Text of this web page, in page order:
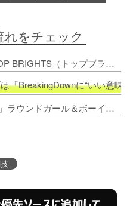
をチェック
1. 堀口恭司、新団体名称「TOP BRIGHTS（トップブライツ）」発表 本物志向＆日本の武道の心を目指す
「BreakingDownに“いい意
3. 堀口恭司「TOP BRIGHTS」ラウンドガール＆ボーイのオーディション開始 合格者のタレント活動も支援